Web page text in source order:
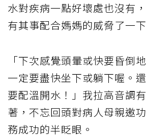
水對疾病一點好壞處也沒有
有其事配合媽媽的威脅了一
「下次感覺頭暈或快要昏倒
一定要盡快坐下或躺下喔。
要配溫開水！」我拉高音調
著，不忘回頭對病人母親邀
務成功的半眨眼。